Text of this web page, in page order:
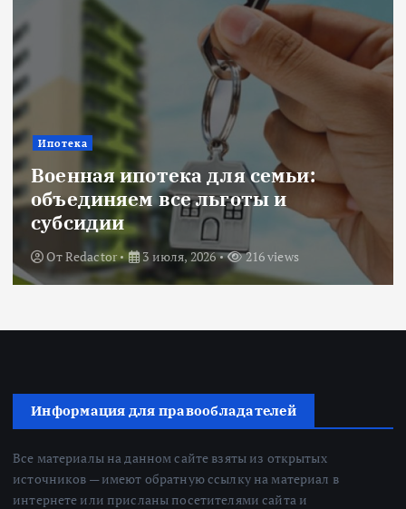
Ипотека
Военная ипотека для семьи:
объединяем все льготы и
субсидии
ОтRedactor 3 июля, 2026 216 views
Информация для правообладателей
Все материалы на данном сайте взяты из открытых
источников — имеют обратную ссылку на материал в
интернете или присланы посетителями сайта и